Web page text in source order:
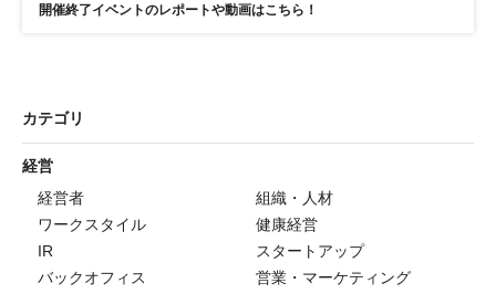
開催終了イベントのレポートや動画はこちら！
カテゴリ
経営
経営者
組織・人材
ワークスタイル
健康経営
IR
スタートアップ
バックオフィス
営業・マーケティング